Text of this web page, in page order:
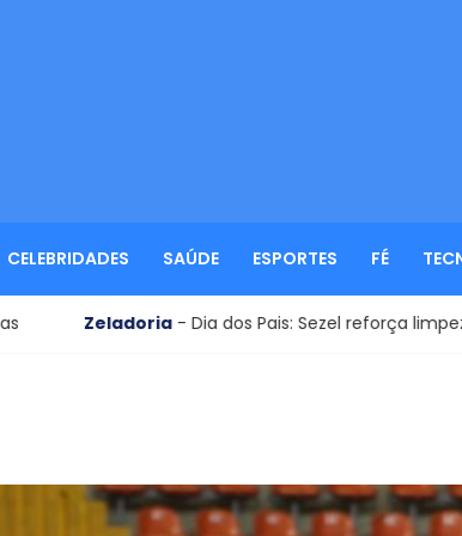
CELEBRIDADES SAÚDE ESPORTES FÉ
- Dia dos Pais: Sezel reforça limpeza de